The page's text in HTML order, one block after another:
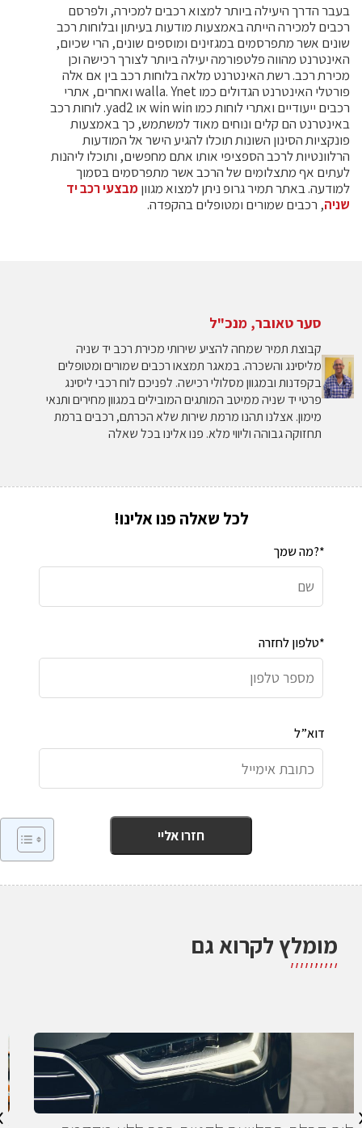
בעבר הדרך היעילה ביותר למצוא רכבים למכירה, ולפרסם
רכבים למכירה הייתה באמצעות מודעות בעיתון ובלוחות רכב
שונים אשר מתפרסמים במגזינים ומוספים שונים, הרי שכיום,
האינטרנט מהווה פלטפורמה יעילה ביותר לצורך רכישה וכן
מכירת רכב. רשת האינטרנט מלאה בלוחות רכב בין אם אלה
פורטלי האינטרנט הגדולים כמו walla. Ynet ואחרים, אתרי
רכבים ייעודיים ואתרי לוחות כמו win win או yad2. לוחות רכב
באינטרנט הם קלים ונוחים מאוד למשתמש, כך באמצעות
פונקציות הסינון השונות תוכלו להגיע הישר אל המודעות
הרלוונטיות לרכב הספציפי אותו אתם מחפשים, ותוכלו ליהנות
לעתים אף מתצלומים של הרכב אשר מתפרסמים בסמוך
למודעה. באתר תמיר גרופ ניתן למצוא מגווןמבצעי רכב יד
שניה, רכבים שמורים ומטופלים בהקפדה.
סער טאובר, מנכ"ל
קבוצת תמיר שמחה להציע שירותי מכירת רכב יד שניה
מליסינג והשכרה. במאגר תמצאו רכבים שמורים ומטופלים
בקפדנות ובמגוון מסלולי רכישה. לפניכם לוח רכבי ליסינג
פרטי יד שניה ממיטב המותגים המובילים במגוון מחירים ותנאי
מימון. אצלנו תהנו מרמת שירות שלא הכרתם, רכבים ברמת
תחזוקה גבוהה וליווי מלא. פנו אלינו בכל שאלה
לכל שאלה פנו אלינו!
מה שמך?*
טלפון לחזרה*
דוא”ל
מומלץ לקרוא גם